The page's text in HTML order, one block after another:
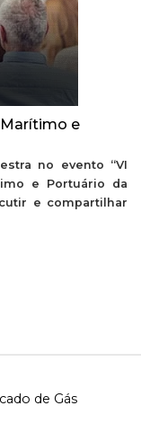
e
no evento “VI
e Portuário da
e compartilhar
de Gás